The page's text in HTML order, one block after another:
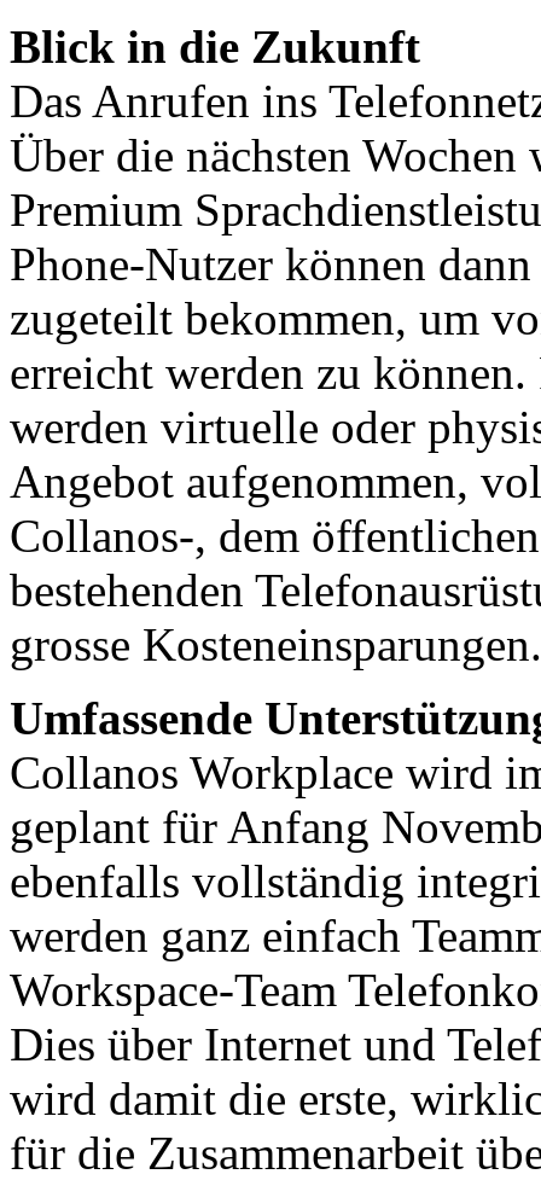
Blick in die Zukunft
Das Anrufen ins
Über die nächsten
Premium
Phone-Nutzer können
zugeteilt bekommen, um
erreicht werden zu
werden virtuelle oder
Angebot aufgenommen,
Collanos-, dem
bestehenden
grosse Kosteneinsparungen.
Umfassende
Collanos Workplace wird
geplant für Anfang
ebenfalls vollständig
werden ganz einfach
Workspace-Team
Dies über Internet und
wird damit die erste,
für die Zusammenarbeit